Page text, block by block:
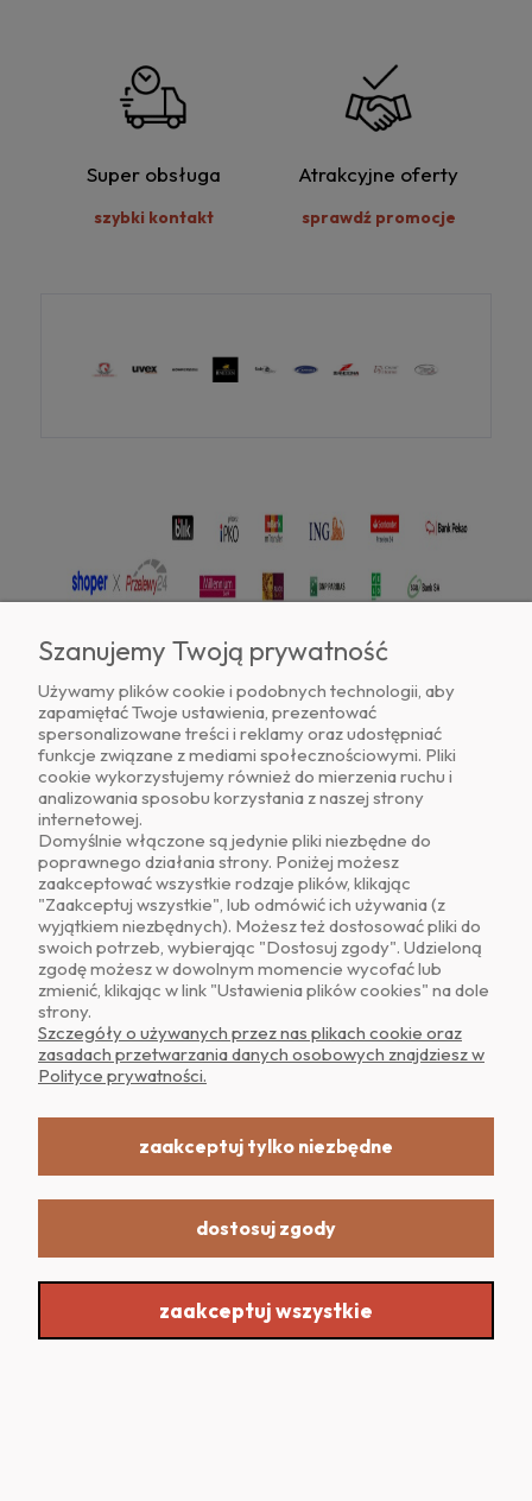
Super obsługa
szybki kontakt
Atrakcyjne oferty
sprawdź promocje
Znajdź nas na
O NAS
OBSŁUGA KLIENTA
POMOC
MOJE KONTO
Realizacja: Dpl Agency -Szablony Shoper
Sklep internetowy Shoper.pl
Szanujemy Twoją prywatność
Używamy plików cookie i podobnych technologii, aby
zapamiętać Twoje ustawienia, prezentować
spersonalizowane treści i reklamy oraz udostępniać
funkcje związane z mediami społecznościowymi. Pliki
cookie wykorzystujemy również do mierzenia ruchu i
analizowania sposobu korzystania z naszej strony
internetowej.
Domyślnie włączone są jedynie pliki niezbędne do
poprawnego działania strony. Poniżej możesz
zaakceptować wszystkie rodzaje plików, klikając
"Zaakceptuj wszystkie", lub odmówić ich używania (z
wyjątkiem niezbędnych). Możesz też dostosować pliki do
swoich potrzeb, wybierając "Dostosuj zgody". Udzieloną
zgodę możesz w dowolnym momencie wycofać lub
zmienić, klikając w link "Ustawienia plików cookies" na dole
strony.
Szczegóły o używanych przez nas plikach cookie oraz
zasadach przetwarzania danych osobowych znajdziesz w
Polityce prywatności.
zaakceptuj tylko niezbędne
dostosuj zgody
zaakceptuj wszystkie